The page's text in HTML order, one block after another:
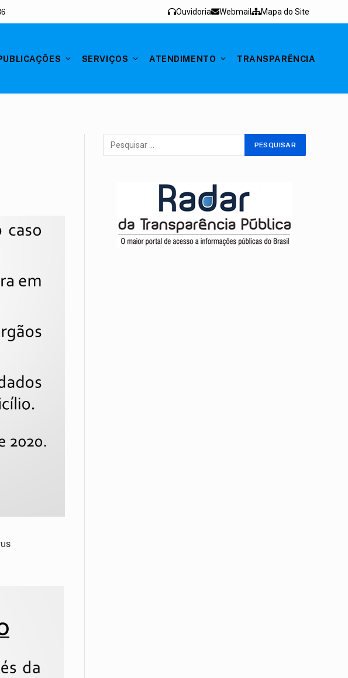
Ouvidoria Webmail Mapa do Site
SERVIÇOS ATENDIMENTO TRANSPARÊNCIA